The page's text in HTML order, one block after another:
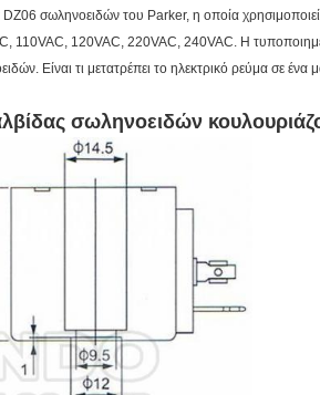
DZ06 σωληνοειδών του Parker, η οποία
110VAC, 120VAC, 220VAC, 240VAC. Η
Είναι τι μετατρέπει το ηλεκτρικό ρεύμα σε
σωληνοειδών